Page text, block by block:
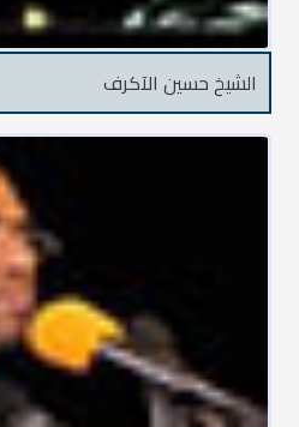
الشيخ حسين الآكرف